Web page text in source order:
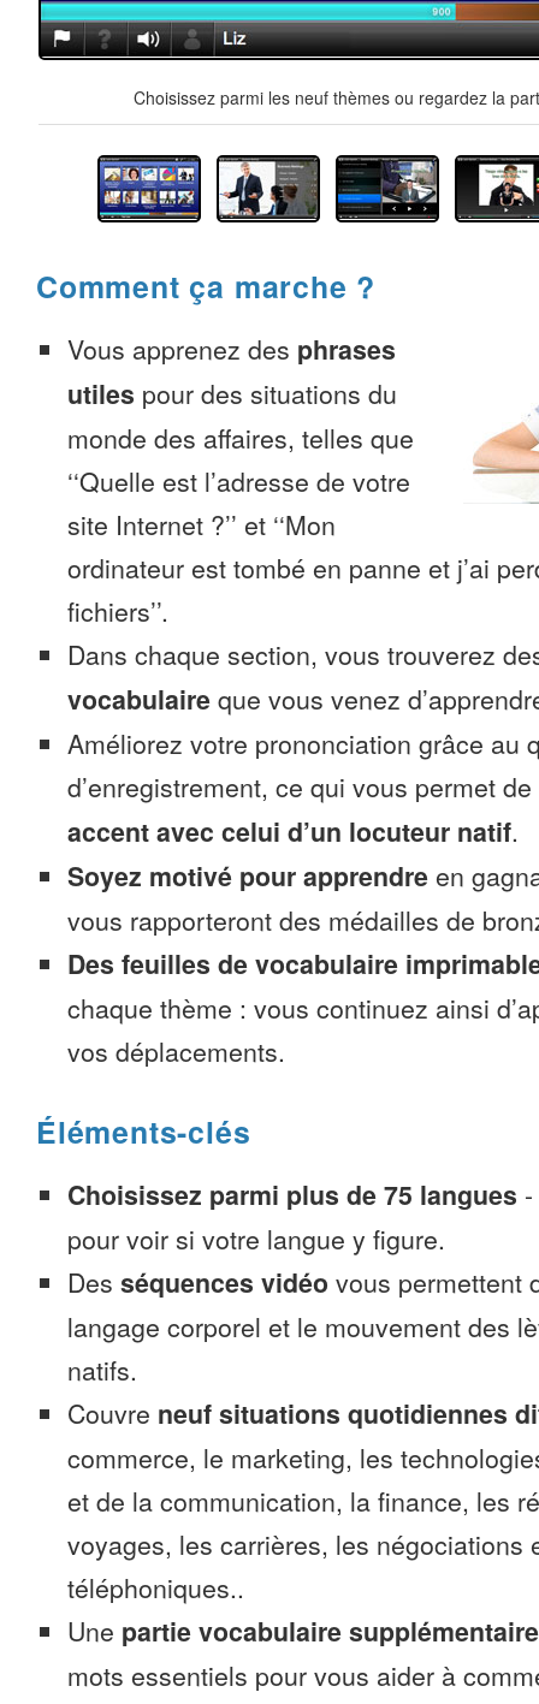
Choisissez parmi les neuf thèmes ou regardez la
Comment ça marche ?
Vous apprenez des phrases
utiles pour des situations du
monde des affaires, telles que
‘‘Quelle est l’adresse de votre
site Internet ?’’ et ‘‘Mon
ordinateur est tombé en panne et j’ai
fichiers’’.
Dans chaque section, vous trouverez
vocabulaire que vous venez
Améliorez votre prononciation grâce au
d’enregistrement, ce qui vous permet de
accent avec celui d’un locuteur natif.
Soyez motivé pour apprendre en
vous rapporteront des médailles de
Des feuilles de vocabulaire
chaque thème : vous continuez ainsi
vos déplacements.
Éléments-clés
Choisissez parmi plus de 75 langues -
pour voir si votre langue y figure.
Des séquences vidéo vous permettent
langage corporel et le mouvement des
natifs.
Couvre neuf situations quotidiennes
commerce, le marketing, les
et de la communication, la finance, les
voyages, les carrières, les négociations
téléphoniques..
Une partie vocabulaire supplémentaire
mots essentiels pour vous aider à